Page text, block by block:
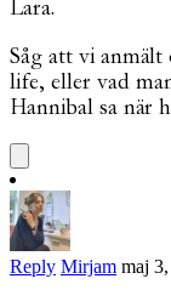
Lara.
Såg att vi anmält
life, eller vad
Hannibal sa när
Reply Mirjam maj